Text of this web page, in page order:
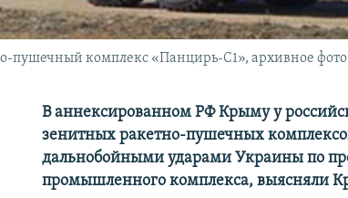
пушечный комплекс «Панцирь-С1», архивное фото
В аннексированном РФ Крыму у
зенитных ракетно-пушечных
дальнобойными ударами Украины по
промышленного комплекса, выясняли